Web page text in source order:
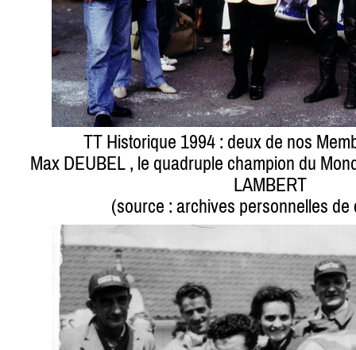
TT Historique 1994 : deux de nos
Max DEUBEL , le quadruple champion du
LAMBERT
(source : archives personnelles de